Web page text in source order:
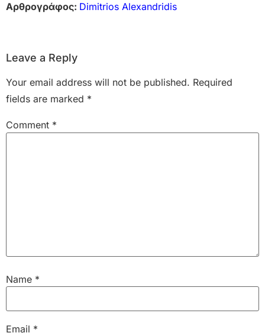
Αρθρογράφος: Dimitrios Alexandridis
Leave a Reply
Your email address will not be published. Required
fields are marked *
Comment *
Name *
Email *